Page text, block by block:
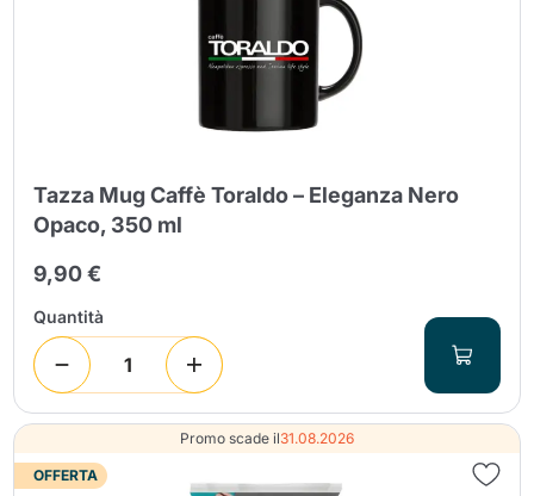
Tazza Mug Caffè Toraldo – Eleganza Nero
Opaco, 350 ml
9,90 €
Quantità
Promo scade il31.08.2026
OFFERTA